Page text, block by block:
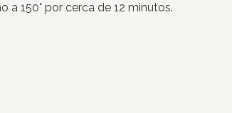
a 150° por cerca de 12 minutos.